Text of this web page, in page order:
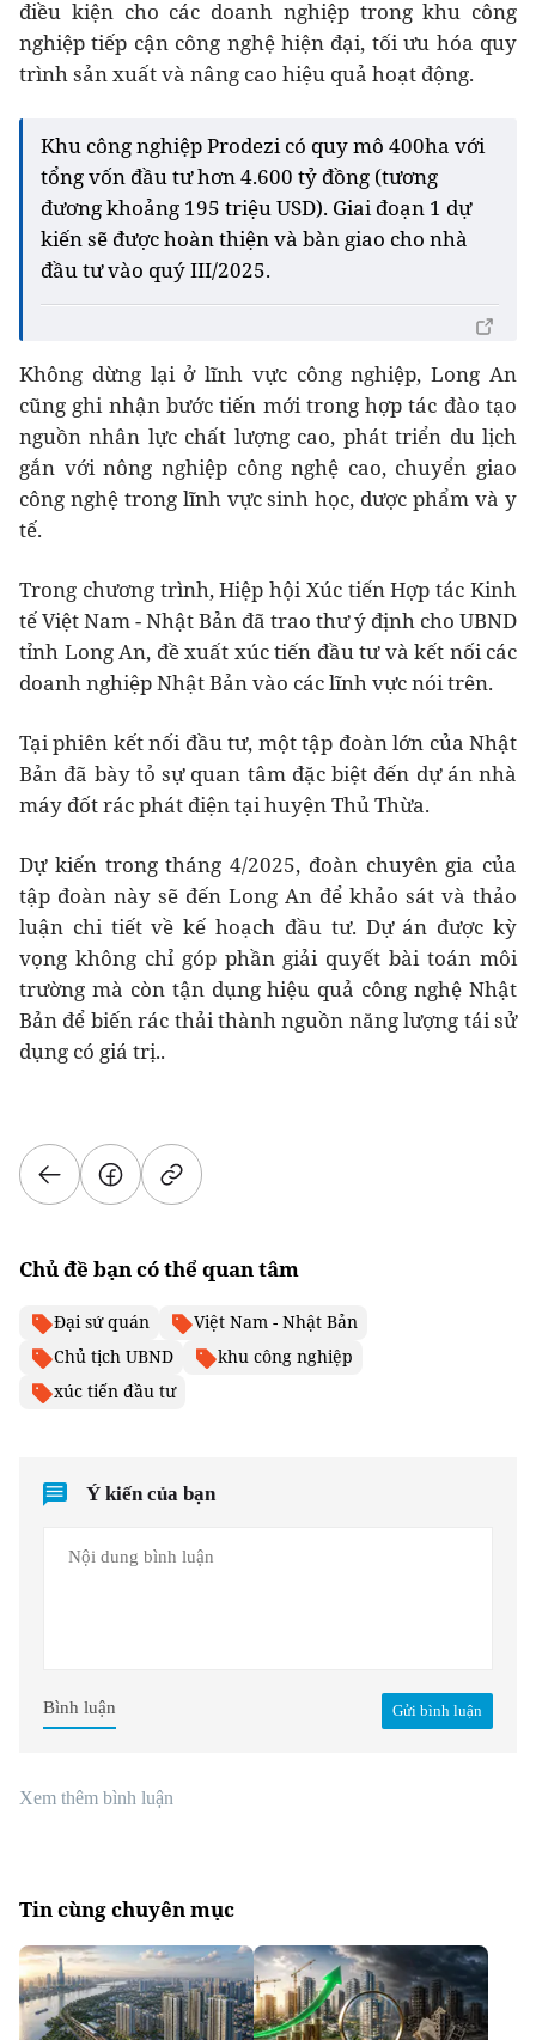
điều kiện cho các doanh nghiệp trong khu công
nghiệp tiếp cận công nghệ hiện đại, tối ưu hóa quy
trình sản xuất và nâng cao hiệu quả hoạt động.
Khu công nghiệp Prodezi có quy mô 400ha với
tổng vốn đầu tư hơn 4.600 tỷ đồng (tương
đương khoảng 195 triệu USD). Giai đoạn 1 dự
kiến sẽ được hoàn thiện và bàn giao cho nhà
đầu tư vào quý III/2025.
Không dừng lại ở lĩnh vực công nghiệp, Long An
cũng ghi nhận bước tiến mới trong hợp tác đào tạo
nguồn nhân lực chất lượng cao, phát triển du lịch
gắn với nông nghiệp công nghệ cao, chuyển giao
công nghệ trong lĩnh vực sinh học, dược phẩm và y
tế.
Trong chương trình, Hiệp hội Xúc tiến Hợp tác Kinh
tế Việt Nam - Nhật Bản đã trao thư ý định cho UBND
tỉnh Long An, đề xuất xúc tiến đầu tư và kết nối các
doanh nghiệp Nhật Bản vào các lĩnh vực nói trên.
Tại phiên kết nối đầu tư, một tập đoàn lớn của Nhật
Bản đã bày tỏ sự quan tâm đặc biệt đến dự án nhà
máy đốt rác phát điện tại huyện Thủ Thừa.
Dự kiến trong tháng 4/2025, đoàn chuyên gia của
tập đoàn này sẽ đến Long An để khảo sát và thảo
luận chi tiết về kế hoạch đầu tư. Dự án được kỳ
vọng không chỉ góp phần giải quyết bài toán môi
trường mà còn tận dụng hiệu quả công nghệ Nhật
Bản để biến rác thải thành nguồn năng lượng tái sử
dụng có giá trị..
Chủ đề bạn có thể quan tâm
Đại sứ quán
Việt Nam - Nhật Bản
Chủ tịch UBND
khu công nghiệp
xúc tiến đầu tư
Ý kiến của bạn
Gửi bình luận
Bình luận
Xem thêm bình luận
Tin cùng chuyên mục